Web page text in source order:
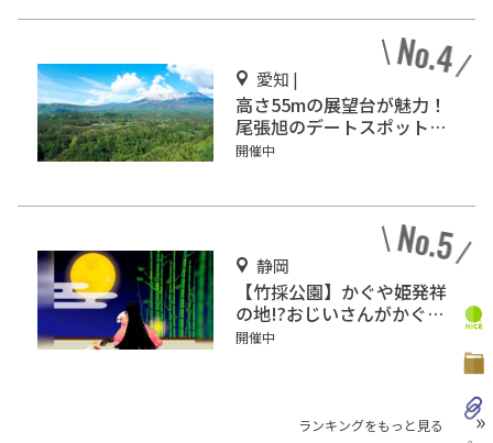
愛知 |
高さ55mの展望台が魅力！
尾張旭のデートスポット
「スカイワードあさひ」
開催中
静岡
【竹採公園】かぐや姫発祥
の地!?おじいさんがかぐや
姫を見つけた場所を見に行
開催中
ランキングをもっと見る